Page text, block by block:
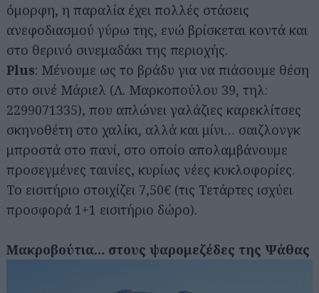
όμορφη, η παραλία έχει πολλές στάσεις
ανεφοδιασμού γύρω της, ενώ βρίσκεται κοντά και
στο θερινό σινεμαδάκι της περιοχής.
Plus: Μένουμε ως το βράδυ για να πιάσουμε θέση
στο σινέ Μάριελ (Λ. Μαρκοπούλου 39, τηλ:
2299071335), που απλώνει γαλάζιες καρεκλίτσες
σκηνοθέτη στο χαλίκι, αλλά και μίνι… σαιζλονγκ
μπροστά στο πανί, στο οποίο απολαμβάνουμε
προσεγμένες ταινίες, κυρίως νέες κυκλοφορίες.
Το εισιτήριο στοιχίζει 7,50€ (τις Τετάρτες ισχύει
προσφορά 1+1 εισιτήριο δώρο).
Μακροβούτια… στους ψαρομεζέδες της Ψάθας